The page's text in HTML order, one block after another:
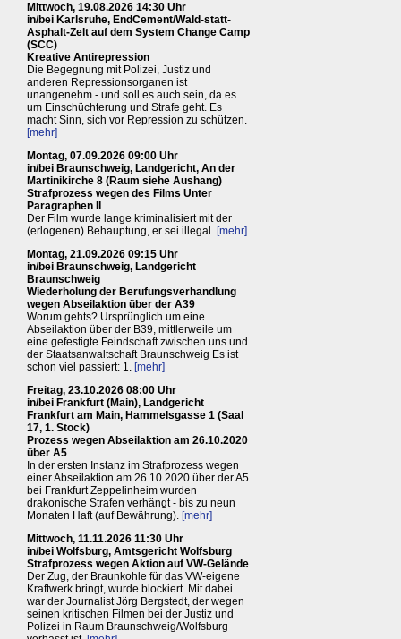
Mittwoch, 19.08.2026 14:30 Uhr
in/bei Karlsruhe, EndCement/Wald-statt-
Asphalt-Zelt auf dem System Change Camp
(SCC)
Kreative Antirepression
Die Begegnung mit Polizei, Justiz und
anderen Repressionsorganen ist
unangenehm - und soll es auch sein, da es
um Einschüchterung und Strafe geht. Es
macht Sinn, sich vor Repression zu schützen.
[mehr]
Montag, 07.09.2026 09:00 Uhr
in/bei Braunschweig, Landgericht, An der
Martinikirche 8 (Raum siehe Aushang)
Strafprozess wegen des Films Unter
Paragraphen II
Der Film wurde lange kriminalisiert mit der
(erlogenen) Behauptung, er sei illegal. [mehr]
Montag, 21.09.2026 09:15 Uhr
in/bei Braunschweig, Landgericht
Braunschweig
Wiederholung der Berufungsverhandlung
wegen Abseilaktion über der A39
Worum gehts? Ursprünglich um eine
Abseilaktion über der B39, mittlerweile um
eine gefestigte Feindschaft zwischen uns und
der Staatsanwaltschaft Braunschweig Es ist
schon viel passiert: 1. [mehr]
Freitag, 23.10.2026 08:00 Uhr
in/bei Frankfurt (Main), Landgericht
Frankfurt am Main, Hammelsgasse 1 (Saal
17, 1. Stock)
Prozess wegen Abseilaktion am 26.10.2020
über A5
In der ersten Instanz im Strafprozess wegen
einer Abseilaktion am 26.10.2020 über der A5
bei Frankfurt Zeppelinheim wurden
drakonische Strafen verhängt - bis zu neun
Monaten Haft (auf Bewährung). [mehr]
Mittwoch, 11.11.2026 11:30 Uhr
in/bei Wolfsburg, Amtsgericht Wolfsburg
Strafprozess wegen Aktion auf VW-Gelände
Der Zug, der Braunkohle für das VW-eigene
Kraftwerk bringt, wurde blockiert. Mit dabei
war der Journalist Jörg Bergstedt, der wegen
seinen kritischen Filmen bei der Justiz und
Polizei in Raum Braunschweig/Wolfsburg